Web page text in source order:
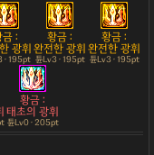
금 :
광휘
· 195pt
황금 :
완전한 광휘
튠Lv3 · 195pt
황금 :
완전한 광휘
튠Lv3 · 195pt
황금 :
태초의 광휘
튠Lv0 · 205pt